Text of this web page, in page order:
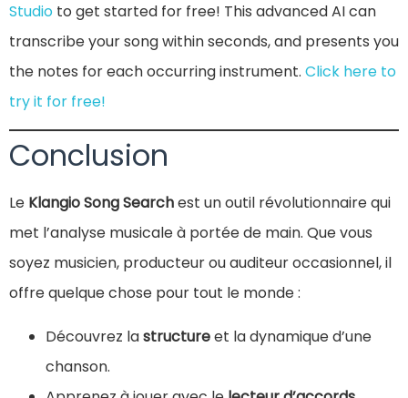
Studio to get started for free! This advanced AI can
transcribe your song within seconds, and presents you
the notes for each occurring instrument. Click here to
try it for free!
Conclusion
Le Klangio Song Searchest un outil révolutionnaire qui
met l’analyse musicale à portée de main. Que vous
soyez musicien, producteur ou auditeur occasionnel, il
offre quelque chose pour tout le monde :
Découvrez lastructureet la dynamique d’une
chanson.